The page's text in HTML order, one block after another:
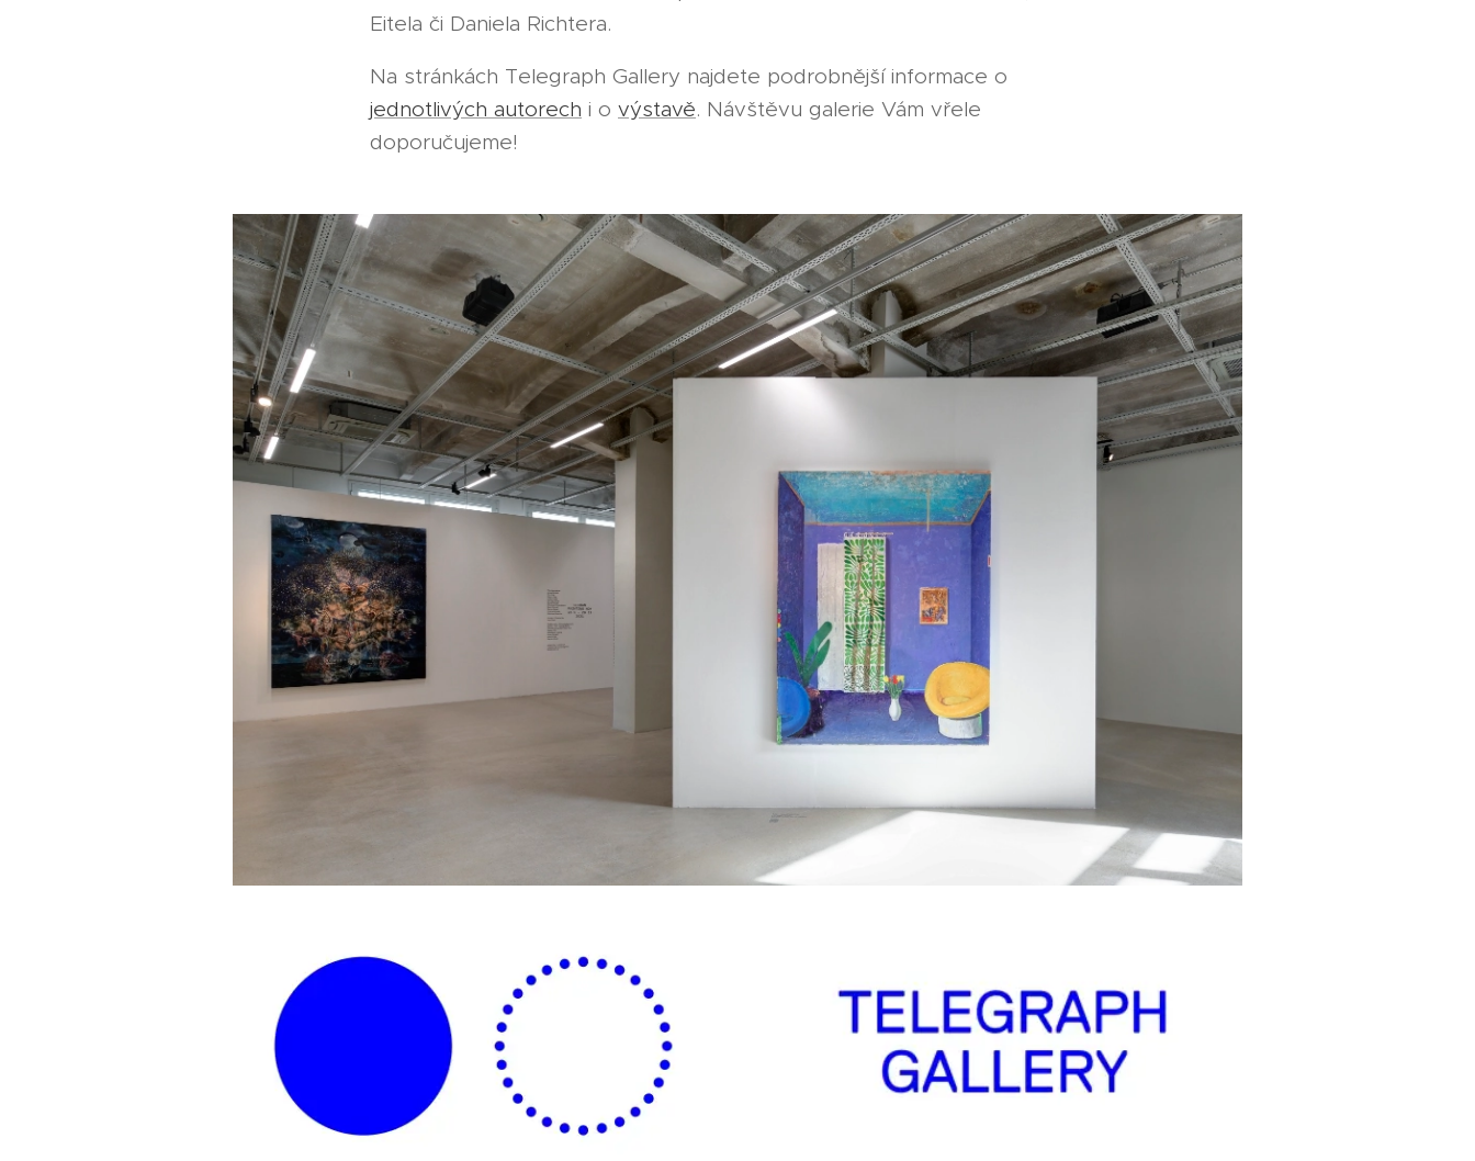
Eitela či Daniela Richtera.
Na stránkách Telegraph Gallery najdete podrobnější informace o
jednotlivých autorech i o výstavě. Návštěvu galerie Vám vřele
doporučujeme!